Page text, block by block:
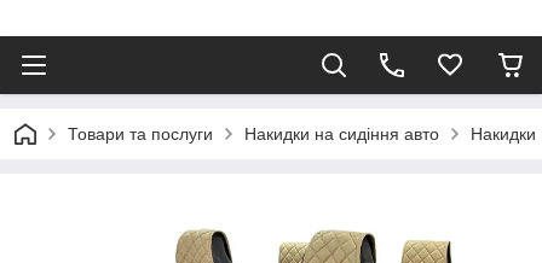
Товари та послуги Накидки на сидіння авто Накидки